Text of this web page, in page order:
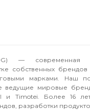
— современная
собственных брендов
марками. Наш
ведущие мировые
и Timotei. Более 16
разработки